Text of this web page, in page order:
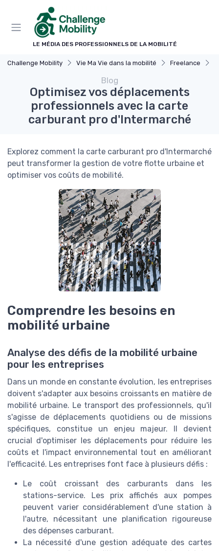
LE MÉDIA DES PROFESSIONNELS DE LA MOBILITÉ
Challenge Mobility Vie Ma Vie dans la mobilité Freelance
Blog
Optimisez vos déplacements
professionnels avec la carte
carburant pro d'Intermarché
Explorez comment la carte carburant pro d'Intermarché
peut transformer la gestion de votre flotte urbaine et
optimiser vos coûts de mobilité.
Comprendre les besoins en
mobilité urbaine
Analyse des défis de la mobilité urbaine
pour les entreprises
Dans un monde en constante évolution, les entreprises
doivent s'adapter aux besoins croissants en matière de
mobilité urbaine. Le transport des professionnels, qu'il
s'agisse de déplacements quotidiens ou de missions
spécifiques, constitue un enjeu majeur. Il devient
crucial d'optimiser les déplacements pour réduire les
coûts et l'impact environnemental tout en améliorant
l'efficacité. Les entreprises font face à plusieurs défis :
Le coût croissant des carburants dans les
stations-service. Les prix affichés aux pompes
peuvent varier considérablement d'une station à
l'autre, nécessitant une planification rigoureuse
des dépenses carburant.
La nécessité d'une gestion adéquate des cartes
Panneau de gestion des cookies